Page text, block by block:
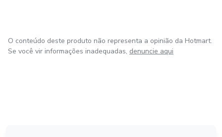
O conteúdo deste produto não representa a opinião da Hotmart.
Se você vir informações inadequadas, denuncie aqui